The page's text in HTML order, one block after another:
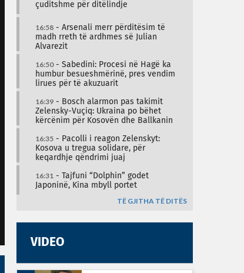
çuditshme për ditëlindje
16:58 - Arsenali merr përditësim të
madh rreth të ardhmes së Julian
Alvarezit
16:50- Sabedini: Procesi në Hagë ka
humbur besueshmërinë, pres vendim
lirues për të akuzuarit
16:39 - Bosch alarmon pas takimit
Zelensky-Vuçiq: Ukraina po bëhet
kërcënim për Kosovën dhe Ballkanin
16:35 - Pacolli i reagon Zelenskyt:
Kosova u tregua solidare, për
keqardhje qëndrimi juaj
16:31 - Tajfuni “Dolphin” godet
Japoninë, Kina mbyll portet
TË GJITHA TË DITËS
VIDEO